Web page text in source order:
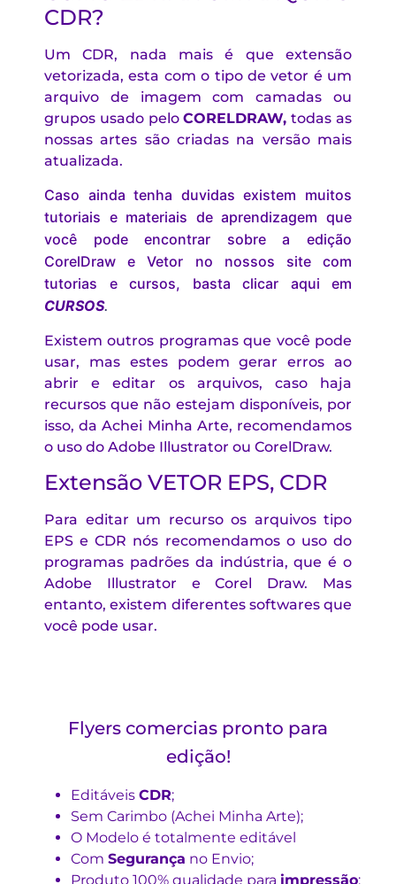
CDR?
Um CDR, nada mais é que extensão
vetorizada, esta com o tipo de vetor é um
arquivo de imagem com camadas ou
grupos usado peloCORELDRAW, todas as
nossas artes são criadas na versão mais
atualizada.
Caso ainda tenha duvidas existem muitos
tutoriais e materiais de aprendizagem que
você pode encontrar sobre a edição
CorelDraw e Vetor no nossos site com
tutorias e cursos, basta clicar aqui em
CURSOS.
Existem outros programas que você pode
usar, mas estes podem gerar erros ao
abrir e editar os arquivos, caso haja
recursos que não estejam disponíveis, por
isso, da Achei Minha Arte, recomendamos
o uso do Adobe Illustrator ou CorelDraw.
Extensão VETOR EPS, CDR
Para editar um recurso os arquivos tipo
EPS e CDR nós recomendamos o uso do
programas padrões da indústria, que é o
Adobe Illustrator e Corel Draw. Mas
entanto, existem diferentes softwares que
você pode usar.
Flyers comercias pronto para
edição!
Editáveis CDR;
Sem Carimbo (Achei Minha Arte);
O Modelo é totalmente editável
Com Segurança no Envio;
Produto 100% qualidade para impressão;